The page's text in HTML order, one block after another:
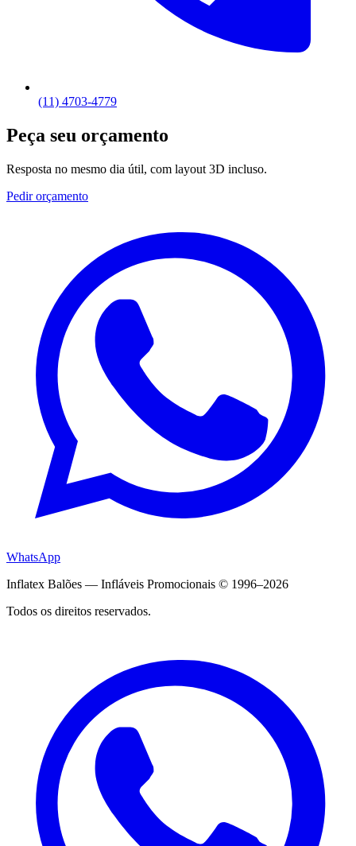
(11) 4703-4779
Peça seu orçamento
Resposta no mesmo dia útil, com layout 3D incluso.
Pedir orçamento
WhatsApp
Inflatex Balões — Infláveis Promocionais © 1996–2026
Todos os direitos reservados.